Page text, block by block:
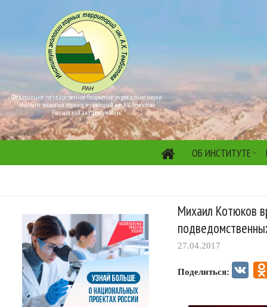
Федеральное государственное бюджетное учреждение науки
Институт экологии горных территорий им. А.К. Темботова
Российской академии наук
ОБ ИНСТИТУТЕ
Михаил Котюков
27.04.2017
Поделиться: VK